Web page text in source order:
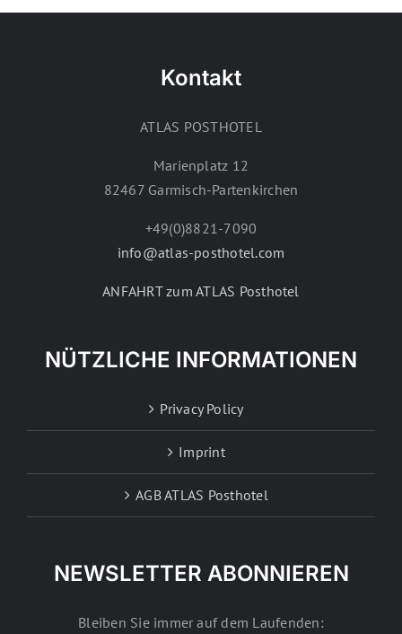
Kontakt
ATLAS POSTHOTEL
Marienplatz 12
82467 Garmisch-Partenkirchen
+49(0)8821-7090
info@atlas-posthotel.com
ANFAHRT zum ATLAS Posthotel
NÜTZLICHE INFORMATIONEN
Privacy Policy
Imprint
AGB ATLAS Posthotel
NEWSLETTER ABONNIEREN
Bleiben Sie immer auf dem Laufenden: